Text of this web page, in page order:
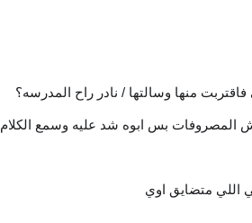
منها وسالتها / نادر راح المدرسه؟
المصروفات بس ابوه شد عليه وسمع الكلام
اللي متضايق اوي